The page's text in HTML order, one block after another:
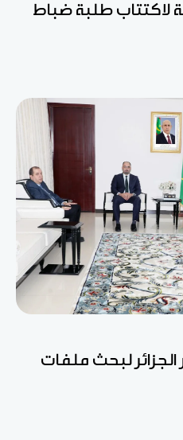
لاكتتاب طلبة ضباط
لبحث ملفات